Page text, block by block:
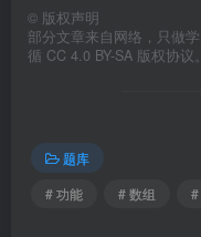
© 版权声明
部分文章来自网络，只做
循 CC 4.0 BY-SA 版权协议。
题库
# 功能
# 数组